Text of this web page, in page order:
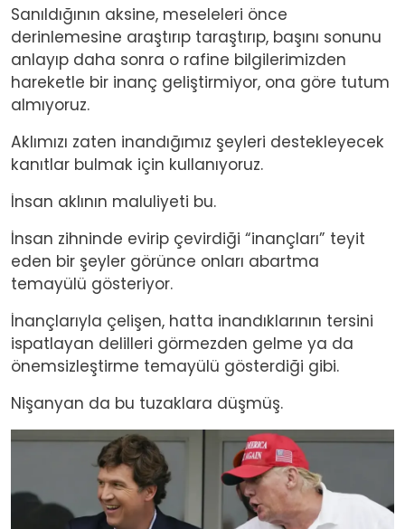
Sanıldığının aksine, meseleleri önce
derinlemesine araştırıp taraştırıp, başını sonunu
anlayıp daha sonra o rafine bilgilerimizden
hareketle bir inanç geliştirmiyor, ona göre tutum
almıyoruz.
Aklımızı zaten inandığımız şeyleri destekleyecek
kanıtlar bulmak için kullanıyoruz.
İnsan aklının maluliyeti bu.
İnsan zihninde evirip çevirdiği “inançları” teyit
eden bir şeyler görünce onları abartma
temayülü gösteriyor.
İnançlarıyla çelişen, hatta inandıklarının tersini
ispatlayan delilleri görmezden gelme ya da
önemsizleştirme temayülü gösterdiği gibi.
Nişanyan da bu tuzaklara düşmüş.
Image